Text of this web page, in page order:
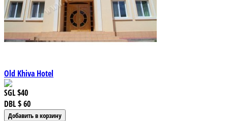
Old Khiva Hotel
SGL$40
DBL$ 60